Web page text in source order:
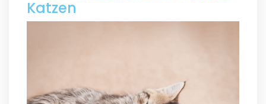
Katzen